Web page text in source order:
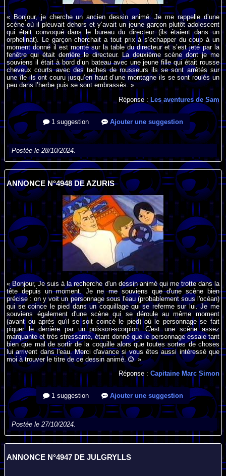
« Bonjour, je cherche un ancien dessin animé. Je me rappelle d’une
scène où il pleuvait dehors et y’avait un jeune garçon plutôt adolescent
qui était convoqué dans le bureau du directeur (ils étaient dans un
orphelinat). Le garçon cherchait a tout prix à s’échapper du coup à un
moment donné il est monté sur la table du directeur et s’est jeté par la
fenêtre qui était derrière le directeur. La deuxième scène dont je me
souviens il était à bord d’un bateau avec une jeune fille qui était rousse
cheveux courts avec des taches de rousseurs ils se sont arrêtés sur
une île ils ont couru jusqu’en haut d’une montagne ils se sont roulés un
peu dans l’herbe puis se sont embrassés. »
Réponse : Les aventures de Sam
1 suggestion Ajouter une suggestion
Postée le 28/10/2024.
ANNONCE N°4948 DE AZURIS
« Bonjour, Je suis à la recherche d'un dessin animé qui me trotte dans la
tête depuis un moment. Je ne me souviens que d'une scène bien
précise : on y voit un personnage sous l'eau (probablement sous l'océan)
qui se coince le pied dans un coquillage qui se referme sur lui. Je me
souviens également d'une scène qui se déroule au même moment
(avant ou après qu'il se soit coincé le pied) où le personnage se fait
piquer le derrière par un poisson-scorpion. C'est une scène assez
marquante et très stressante, étant donné que le personnage essaie tant
bien que mal de sortir de la coquille alors que toutes sortes de choses
lui arrivent dans l'eau. Merci d'avance si vous êtes aussi intéressé que
moi à trouver le titre de ce dessin animé.
»
Réponse : Capitaine Marc Simon
1 suggestion Ajouter une suggestion
Postée le 27/10/2024.
ANNONCE N°4947 DE JULGRYLLS